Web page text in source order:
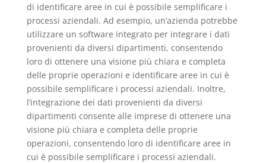
di identificare aree in cui è possibile semplificare i
processi aziendali. Ad esempio, un’azienda potrebbe
utilizzare un software integrato per integrare i dati
provenienti da diversi dipartimenti, consentendo
loro di ottenere una visione più chiara e completa
delle proprie operazioni e identificare aree in cui è
possibile semplificare i processi aziendali. Inoltre,
l’integrazione dei dati provenienti da diversi
dipartimenti consente alle imprese di ottenere una
visione più chiara e completa delle proprie
operazioni, consentendo loro di identificare aree in
cui è possibile semplificare i processi aziendali.